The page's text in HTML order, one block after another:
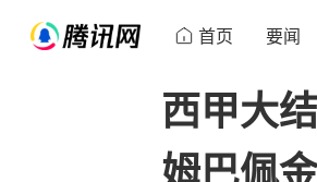
首页 要闻
西甲大